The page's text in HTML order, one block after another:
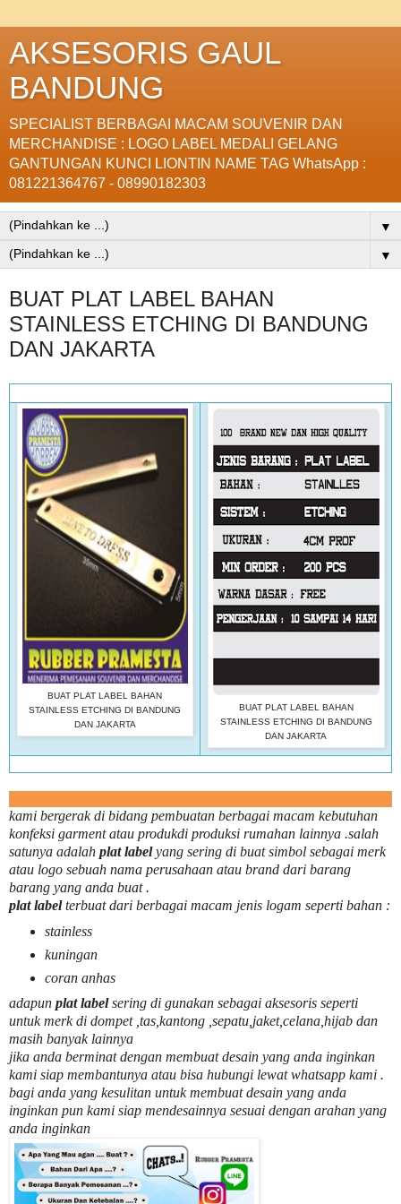
AKSESORIS GAUL
BANDUNG
SPECIALIST BERBAGAI MACAM SOUVENIR DAN
MERCHANDISE : LOGO LABEL MEDALI GELANG
GANTUNGAN KUNCI LIONTIN NAME TAG WhatsApp :
081221364767 - 08990182303
▼
▼
BUAT PLAT LABEL BAHAN
STAINLESS ETCHING DI BANDUNG
DAN JAKARTA
BUAT PLAT LABEL BAHAN
STAINLESS ETCHING DI BANDUNG
DAN JAKARTA
BUAT PLAT LABEL BAHAN
STAINLESS ETCHING DI BANDUNG
DAN JAKARTA
kami bergerak di bidang pembuatan berbagai macam kebutuhan
konfeksi garment atau produkdi produksi rumahan lainnya .salah
satunya adalah plat labelyang sering di buat simbol sebagai merk
atau logo sebuah nama perusahaan atau brand dari barang
barang yang anda buat .
plat labelterbuat dari berbagai macam jenis logam seperti bahan :
stainless
kuningan
coran anhas
adapun plat labelsering di gunakan sebagai aksesoris seperti
untuk merk di dompet ,tas,kantong ,sepatu,jaket,celana,hijab dan
masih banyak lainnya
jika anda berminat dengan membuat desain yang anda inginkan
kami siap membantunya atau bisa hubungi lewat whatsapp kami .
bagi anda yang kesulitan untuk membuat desain yang anda
inginkan pun kami siap mendesainnya sesuai dengan arahan yang
anda inginkan